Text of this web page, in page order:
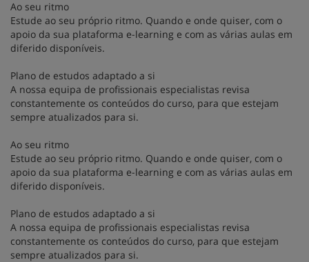
Ao seu ritmo
Estude ao seu próprio ritmo. Quando e onde quiser, com o
apoio da sua plataforma e-learning e com as várias aulas em
diferido disponíveis.
Plano de estudos adaptado a si
A nossa equipa de profissionais especialistas revisa
constantemente os conteúdos do curso, para que estejam
sempre atualizados para si.
Ao seu ritmo
Estude ao seu próprio ritmo. Quando e onde quiser, com o
apoio da sua plataforma e-learning e com as várias aulas em
diferido disponíveis.
Plano de estudos adaptado a si
A nossa equipa de profissionais especialistas revisa
constantemente os conteúdos do curso, para que estejam
sempre atualizados para si.